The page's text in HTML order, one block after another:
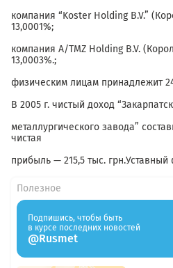
компания “Koster Holding B.V.”
13,0001%;
компания А/TMZ Holding B.V.
13,0003%.;
физическим лицам принадлежит
В 2005 г. чистый доход
металлургического завода”
чистая
прибыль — 215,5 тыс. грн.Уставный
Полезное
Подпишись, чтобы быть
в курсе последних новостей
@Rusmet